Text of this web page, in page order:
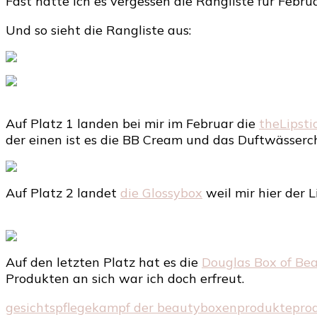
Und so sieht die Rangliste aus:
Auf Platz 1 landen bei mir im Februar die
der einen ist es die BB Cream und das
Auf Platz 2 landet die Glossybox weil mir hier der
Auf den letzten Platz hat es die Douglas Box of
Produkten an sich war ich doch erfreut.
gesichtspflegekampf der beautyboxenprodukte